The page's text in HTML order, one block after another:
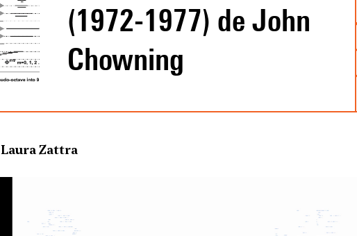
(1972-1977) de John
Chowning
Laura Zattra